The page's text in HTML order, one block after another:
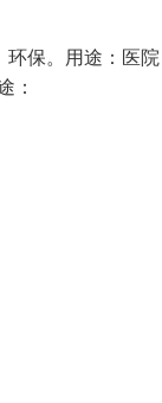
保。用途：医
：